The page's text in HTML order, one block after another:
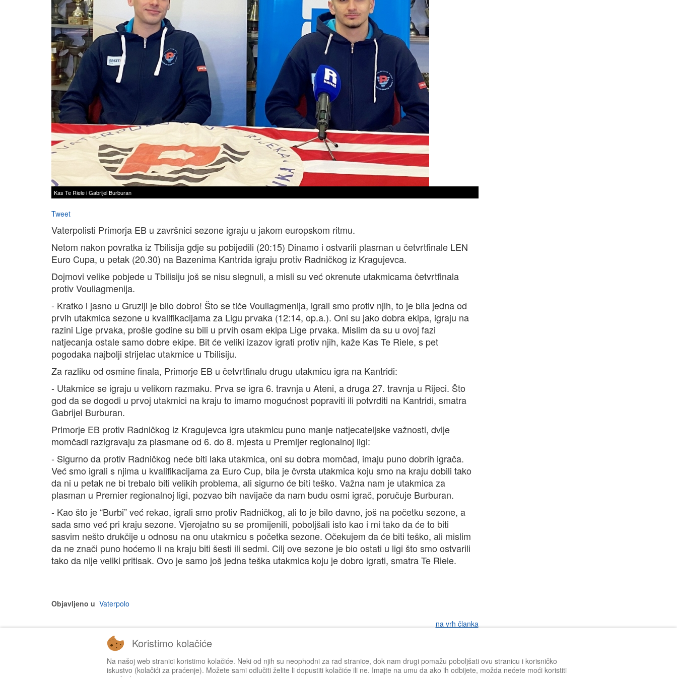
Kas Te Riele i Gabrijel Burburan
Tweet
Vaterpolisti Primorja EB u završnici sezone igraju u jakom europskom ritmu.
Netom nakon povratka iz Tbilisija gdje su pobijedili (20:15) Dinamo i ostvarili plasman u četvrtfinale LEN
Euro Cupa, u petak (20.30) na Bazenima Kantrida igraju protiv Radničkog iz Kragujevca.
Dojmovi velike pobjede u Tbilisiju još se nisu slegnuli, a misli su već okrenute utakmicama četvrtfinala
protiv Vouliagmenija.
- Kratko i jasno u Gruziji je bilo dobro! Što se tiče Vouliagmenija, igrali smo protiv njih, to je bila jedna od
prvih utakmica sezone u kvalifikacijama za Ligu prvaka (12:14, op.a.). Oni su jako dobra ekipa, igraju na
razini Lige prvaka, prošle godine su bili u prvih osam ekipa Lige prvaka. Mislim da su u ovoj fazi
natjecanja ostale samo dobre ekipe. Bit će veliki izazov igrati protiv njih, kaže Kas Te Riele, s pet
pogodaka najbolji strijelac utakmice u Tbilisiju.
Za razliku od osmine finala, Primorje EB u četvrtfinalu drugu utakmicu igra na Kantridi:
- Utakmice se igraju u velikom razmaku. Prva se igra 6. travnja u Ateni, a druga 27. travnja u Rijeci. Što
god da se dogodi u prvoj utakmici na kraju to imamo mogućnost popraviti ili potvrditi na Kantridi, smatra
Gabrijel Burburan.
Primorje EB protiv Radničkog iz Kragujevca igra utakmicu puno manje natjecateljske važnosti, dvije
momčadi razigravaju za plasmane od 6. do 8. mjesta u Premijer regionalnoj ligi:
- Sigurno da protiv Radničkog neće biti laka utakmica, oni su dobra momčad, imaju puno dobrih igrača.
Već smo igrali s njima u kvalifikacijama za Euro Cup, bila je čvrsta utakmica koju smo na kraju dobili tako
da ni u petak ne bi trebalo biti velikih problema, ali sigurno će biti teško. Važna nam je utakmica za
plasman u Premier regionalnoj ligi, pozvao bih navijače da nam budu osmi igrač, poručuje Burburan.
- Kao što je “Burbi” već rekao, igrali smo protiv Radničkog, ali to je bilo davno, još na početku sezone, a
sada smo već pri kraju sezone. Vjerojatno su se promijenili, poboljšali isto kao i mi tako da će to biti
sasvim nešto drukčije u odnosu na onu utakmicu s početka sezone. Očekujem da će biti teško, ali mislim
da ne znači puno hoćemo li na kraju biti šesti ili sedmi. Cilj ove sezone je bio ostati u ligi što smo ostvarili
tako da nije veliki pritisak. Ovo je samo još jedna teška utakmica koju je dobro igrati, smatra Te Riele.
Objavljeno u Vaterpolo
na vrh članka
Impressum
Koristimo kolačiće
Na našoj web stranici koristimo kolačiće. Neki od njih su neophodni za rad stranice, dok nam drugi pomažu poboljšati ovu stranicu i korisničko
iskustvo (kolačići za praćenje). Možete sami odlučiti želite li dopustiti kolačiće ili ne. Imajte na umu da ako ih odbijete, možda nećete moći koristiti